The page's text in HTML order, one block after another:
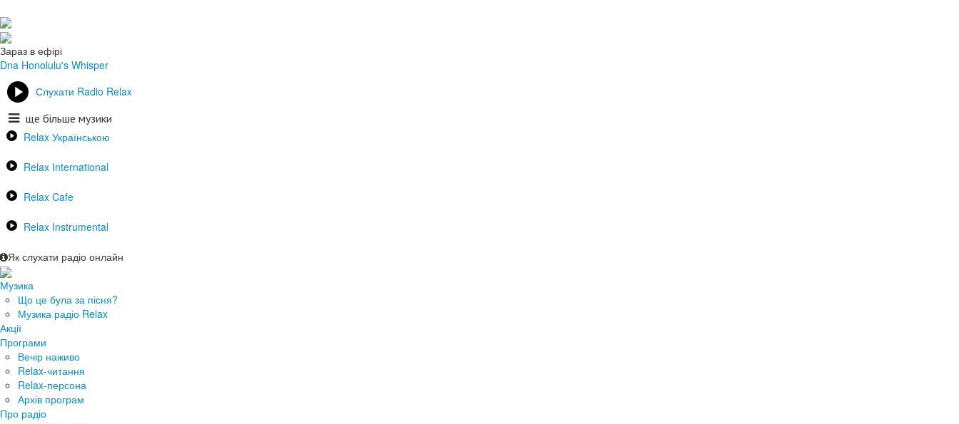
Зараз в ефірі
Dna Honolulu's Whisper
Слухати Radio Relax
ще більше музики
Relax Українською
Relax International
Relax Cafe
Relax Instrumental
Як слухати радіо онлайн
Музика
Що це була за пісня?
Музика радіо Relax
Акції
Програми
Вечір наживо
Relax-читання
Relax-персона
Архів програм
Про радіо